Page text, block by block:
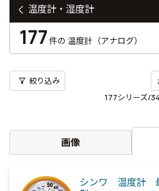
177シリーズ/
filter_alt 絞り込み
画像
シンワ 温度計
温度計・湿度計
177 件の 温度計（アナログ）